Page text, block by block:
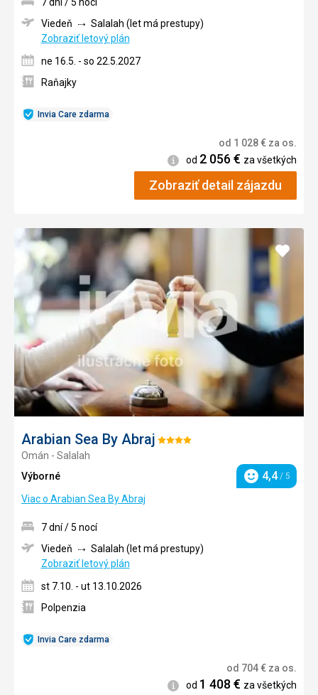
Invia Care zdarma
Viedeň
Salalah (let má prestupy)
Zobraziť letový plán
ne 16.5. - so 22.5.2027
Raňajky
od 1 028€ za os.
Informácie
od 2 056€ za všetkých
Zobraziť detail zájazdu
Arabian Sea By Abraj Hodnotenie:
Omán - Salalah
Výborné
Hodnotenie
4,4/ 5
Viac o Arabian Sea By Abraj
Pridať
Invia Care zdarma
7 dní / 5 nocí
Viedeň
Salalah (let má prestupy)
Zobraziť letový plán
st 7.10. - ut 13.10.2026
Polpenzia
od 704€ za os.
Informácie
od 1 408 € za všetkých